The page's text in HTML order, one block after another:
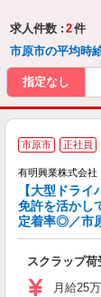
求人件数 : 2件
市原市の平均時
指定なし
市原市 正社員
有明興業株式会社
【大型ドラ
免許を活かし
定着率◎／市
スクラップ荷
月給25